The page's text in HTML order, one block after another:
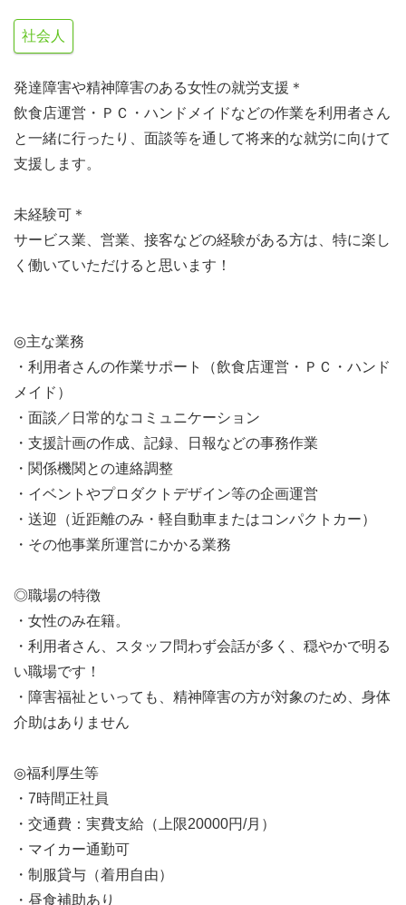
社会人
発達障害や精神障害のある女性の就労支援＊
飲食店運営・ＰＣ・ハンドメイドなどの作業を利用者さん
と一緒に行ったり、面談等を通して将来的な就労に向けて
支援します。
未経験可＊
サービス業、営業、接客などの経験がある方は、特に楽し
く働いていただけると思います！
◎主な業務
・利用者さんの作業サポート（飲食店運営・ＰＣ・ハンド
メイド）
・面談／日常的なコミュニケーション
・支援計画の作成、記録、日報などの事務作業
・関係機関との連絡調整
・イベントやプロダクトデザイン等の企画運営
・送迎（近距離のみ・軽自動車またはコンパクトカー）
・その他事業所運営にかかる業務
◎職場の特徴
・女性のみ在籍。
・利用者さん、スタッフ問わず会話が多く、穏やかで明る
い職場です！
・障害福祉といっても、精神障害の方が対象のため、身体
介助はありません
◎福利厚生等
・7時間正社員
・交通費：実費支給（上限20000円/月）
・マイカー通勤可
・制服貸与（着用自由）
・昼食補助あり